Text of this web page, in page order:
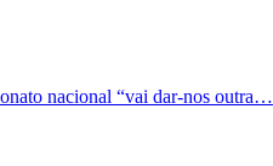
nacional “vai dar-nos outra…